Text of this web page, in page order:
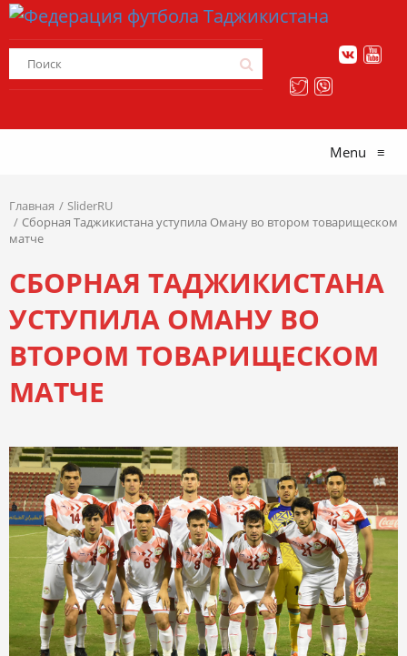
Menu ≡
Главная
SliderRU
Сборная Таджикистана уступила Оману во втором товарищеском
матче
СБОРНАЯ ТАДЖИКИСТАНА
УСТУПИЛА ОМАНУ ВО
ВТОРОМ ТОВАРИЩЕСКОМ
МАТЧЕ